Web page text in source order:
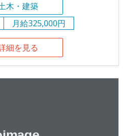
木・建築
月給325,000円
細を見る